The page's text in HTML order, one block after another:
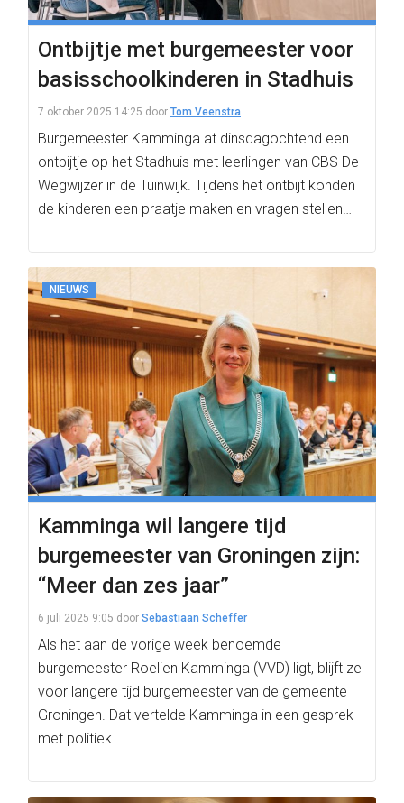
Ontbijtje met burgemeester voor
basisschoolkinderen in Stadhuis
7 oktober 2025 14:25 door Tom Veenstra
Burgemeester Kamminga at dinsdagochtend een
ontbijtje op het Stadhuis met leerlingen van CBS De
Wegwijzer in de Tuinwijk. Tijdens het ontbijt konden
de kinderen een praatje maken en vragen stellen…
NIEUWS
Kamminga wil langere tijd
burgemeester van Groningen zijn:
“Meer dan zes jaar”
6 juli 2025 9:05 door Sebastiaan Scheffer
Als het aan de vorige week benoemde
burgemeester Roelien Kamminga (VVD) ligt, blijft ze
voor langere tijd burgemeester van de gemeente
Groningen. Dat vertelde Kamminga in een gesprek
met politiek…